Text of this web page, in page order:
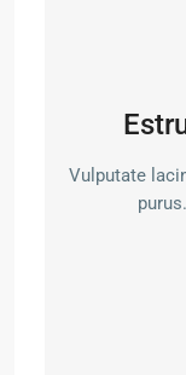
Vulputate